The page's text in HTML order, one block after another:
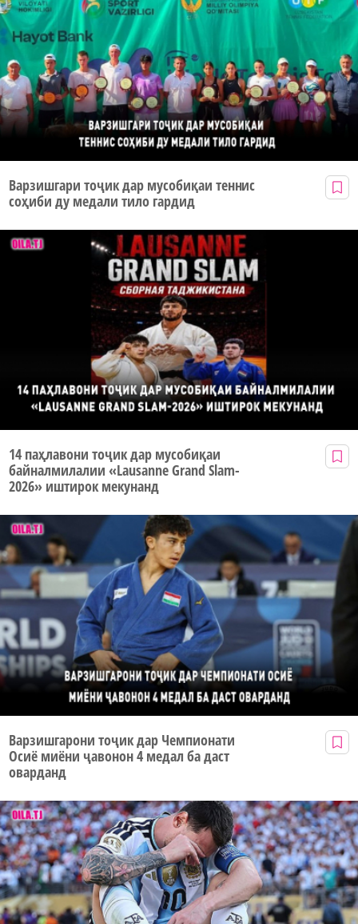
Варзишгари тоҷик дар мусобиқаи теннис
соҳиби ду медали тило гардид
14 паҳлавони тоҷик дар мусобиқаи
байналмилалии «Lausanne Grand Slam-
2026» иштирок мекунанд
Варзишгарони тоҷик дар Чемпионати
Осиё миёни ҷавонон 4 медал ба даст
оварданд